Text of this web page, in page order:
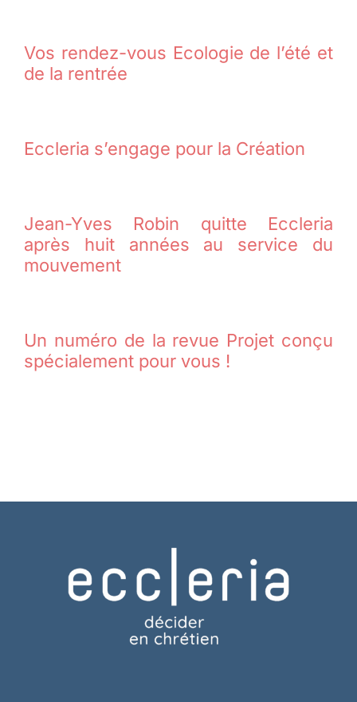
Vos rendez-vous Ecologie de l’été et
de la rentrée
Eccleria s’engage pour la Création
Jean-Yves Robin quitte Eccleria
après huit années au service du
mouvement
Un numéro de la revue Projet conçu
spécialement pour vous !